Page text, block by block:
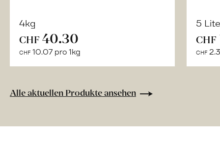
4kg
CHF 40.30
CHF 10.07 pro 1kg
Mango
5
CHF
CHF
Alle aktuellen Produkte ansehen